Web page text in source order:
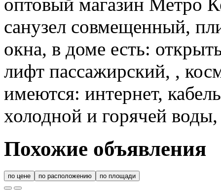
оптовый магазин Метро
санузел совмещенный,
окна, в доме есть:
лифт пассажирский, ,
имеются: интернет,
холодной и горячей
Похожие объявления
по цене по расположению по площади